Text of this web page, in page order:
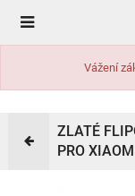
Vážení
ZLATÉ
PRO